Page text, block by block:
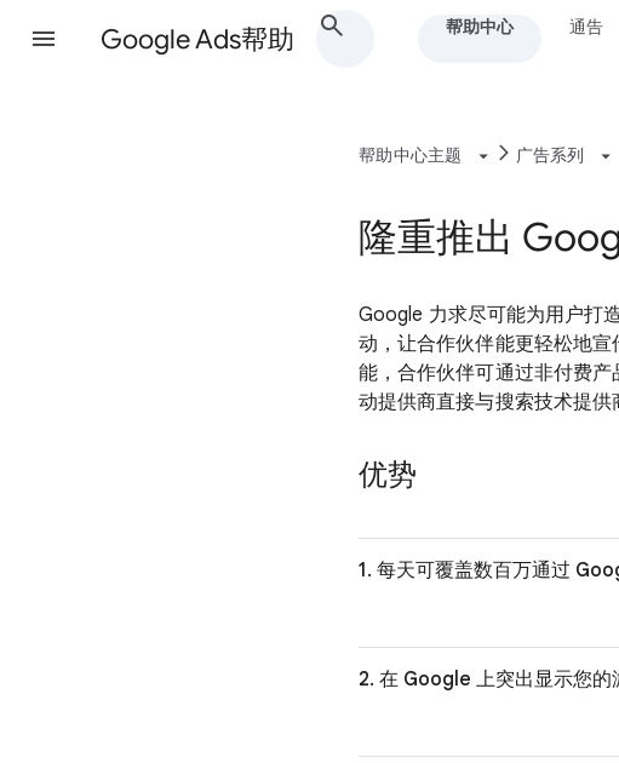
Google Ads帮助 帮助中心 通告
帮助中心主题 广告系列
隆重推出
Google 力求尽可能为用户打
动，让合作伙伴能更轻松地
能，合作伙伴可通过非付费
动提供商直接与搜索技术提供
优势
1. 每天可覆盖数百万通过
2. 在 Google 上突出显示您的